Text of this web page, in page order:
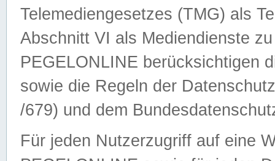
Telemediengesetzes (TMG) als
Abschnitt VI als Mediendienste
PEGELONLINE berücksichtigen
sowie die Regeln der
/679) und dem
Für jeden Nutzerzugriff auf eine